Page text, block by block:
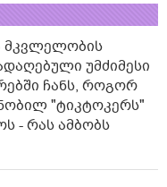
მკვლელობის
უმძიმესი
ჩანს, როგორ
"ტიკტოკერს"
- რას ამბობს